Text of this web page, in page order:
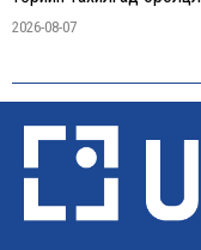
2026-08-07